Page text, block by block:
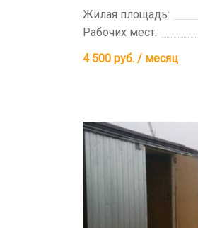
Жилая площадь:
Рабочих мест:
4 500 руб. / месяц